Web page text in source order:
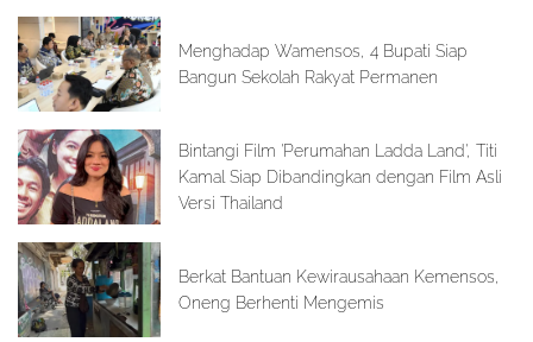
Menghadap Wamensos, 4 Bupati Siap
Bangun Sekolah Rakyat Permanen
Bintangi Film 'Perumahan Ladda Land', Titi
Kamal Siap Dibandingkan dengan Film Asli
Versi Thailand
Berkat Bantuan Kewirausahaan Kemensos,
Oneng Berhenti Mengemis